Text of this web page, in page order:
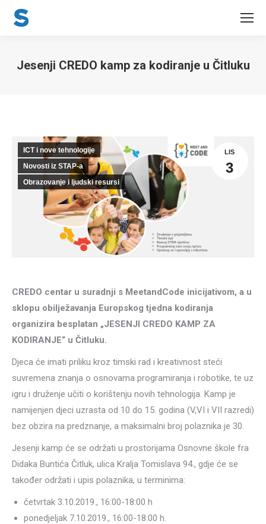
Jesenji CREDO kamp za kodiranje u Čitluku
LIS
3
ICT i nove tehnologije
Novosti iz STAP-a
Obrazovanje i ljudski resursi
CREDO centar u suradnji s MeetandCode inicijativom, a u
sklopu obilježavanja Europskog tjedna kodiranja
organizira besplatan „JESENJI CREDO KAMP ZA
KODIRANJE“ u Čitluku.
Djeca će imati priliku kroz timski rad i kreativnost steći
suvremena znanja o osnovama programiranja i robotike, te uz
igru i druženje učiti o korištenju novih tehnologija. Kamp je
namijenjen djeci uzrasta od 10 do 15. godina (V,VI i VII razredi)
bez obzira na predznanje, a maksimalni broj polaznika je 30.
Jesenji kamp će se održati u prostorijama Osnovne škole fra
Didaka Buntića Čitluk, ulica Kralja Tomislava 94., gdje će se
također održati i upis polaznika, u terminima:
četvrtak 3.10.2019., 16:00-18:00 h
ponedjeljak 7.10.2019., 16:00-18:00 h.